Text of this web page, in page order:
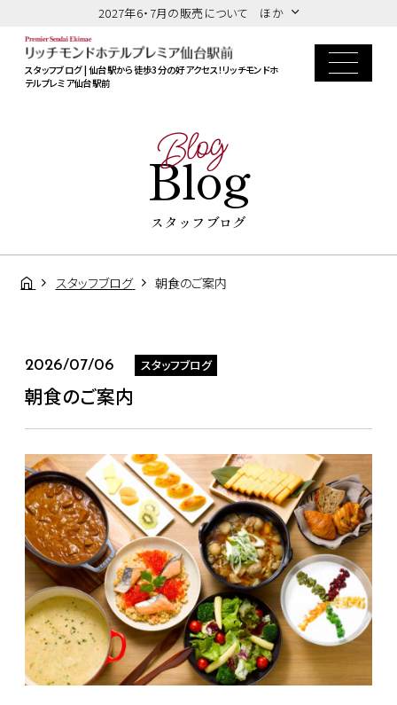
2027年6・7月の販売について ほか
スタッフブログ | 仙台駅から徒歩3分の好アクセス！リッチモンドホ
テルプレミア仙台駅前
Blog
Blog
スタッフブログ
スタッフブログ 朝食のご案内
2026/07/06 スタッフブログ
朝食のご案内